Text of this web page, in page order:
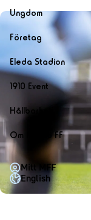
Mitt MFF
Biljetter till
Biljettvillkor
Spelare
Ledarstab
Damlaget
Spelare
Ledarstab
Medlemskap i
Årsmöte 2026
Ungdom
MFF Ungdom
Sommarfotboll
Skånecupen
Fotbollsskolan
Fotbollsnätverket
P19
F19
P17
F17
Företag
Bli företagspartner
Nätverket
Klubbstolar
Partner dam
Eleda Stadion
Eleda Stadion
Erics Bar &
Matchdag på
MFF-museet &
1910 Event
1910 Event
Konferens
Möte
Mässa
Hållbarhet
Hållbarhet
Himmelsblå
MFF i samhället
Laget för alla
Om Malmö FF
Om Malmö FF
Kontakt
Press och media
Historik –
Mitt MFF
English